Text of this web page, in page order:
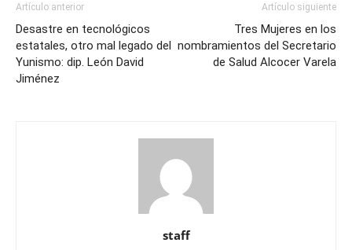
Artículo anterior
Desastre en tecnológicos
estatales, otro mal legado del
Yunismo: dip. León David
Jiménez
Artículo siguiente
Tres Mujeres en los
nombramientos del Secretario
de Salud Alcocer Varela
staff